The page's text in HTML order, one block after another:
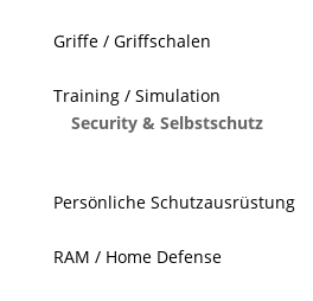
Griffe / Griffschalen
Training / Simulation
Security & Selbstschutz
Persönliche Schutzausrüstung
RAM / Home Defense